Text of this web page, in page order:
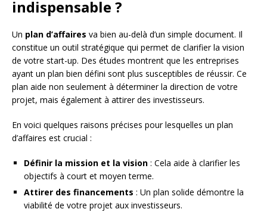
indispensable ?
Un plan d’affaires va bien au-delà d’un simple document. Il
constitue un outil stratégique qui permet de clarifier la vision
de votre start-up. Des études montrent que les entreprises
ayant un plan bien défini sont plus susceptibles de réussir. Ce
plan aide non seulement à déterminer la direction de votre
projet, mais également à attirer des investisseurs.
En voici quelques raisons précises pour lesquelles un plan
d’affaires est crucial :
Définir la mission et la vision : Cela aide à clarifier les
objectifs à court et moyen terme.
Attirer des financements : Un plan solide démontre la
viabilité de votre projet aux investisseurs.